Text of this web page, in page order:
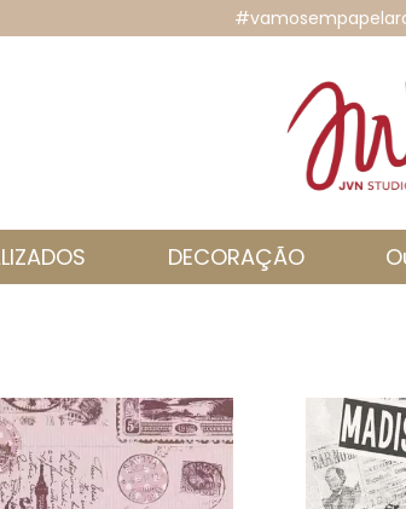
DECORAÇÃO